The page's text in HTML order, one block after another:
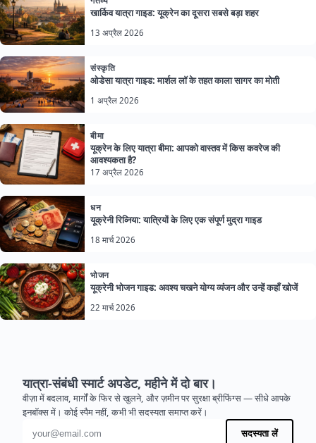
खार्किव यात्रा गाइड: यूक्रेन का दूसरा सबसे बड़ा शहर
13 अप्रैल 2026
संस्कृति
ओडेसा यात्रा गाइड: मार्शल लॉ के तहत काला सागर का मोती
1 अप्रैल 2026
बीमा
यूक्रेन के लिए यात्रा बीमा: आपको वास्तव में किस कवरेज की
आवश्यकता है?
17 अप्रैल 2026
धन
यूक्रेनी रिव्निया: यात्रियों के लिए एक संपूर्ण मुद्रा गाइड
18 मार्च 2026
भोजन
यूक्रेनी भोजन गाइड: अवश्य चखने योग्य व्यंजन और उन्हें कहाँ खोजें
22 मार्च 2026
यात्रा-संबंधी स्मार्ट अपडेट, महीने में दो बार।
वीज़ा में बदलाव, मार्गों के फिर से खुलने, और ज़मीन पर सुरक्षा ब्रीफिंग्स — सीधे आपके
इनबॉक्स में। कोई स्पैम नहीं, कभी भी सदस्यता समाप्त करें।
ईमेल पता
सदस्यता लें